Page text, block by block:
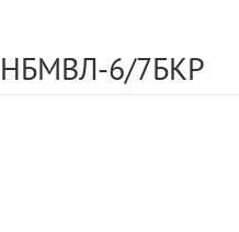
НБМВЛ-6/7БКР